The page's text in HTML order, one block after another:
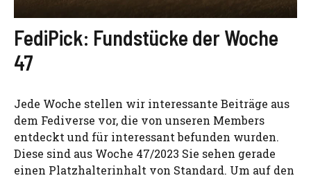
FediPick: Fundstücke der Woche
47
Jede Woche stellen wir interessante Beiträge aus
dem Fediverse vor, die von unseren Members
entdeckt und für interessant befunden wurden.
Diese sind aus Woche 47/2023 Sie sehen gerade
einen Platzhalterinhalt von Standard. Um auf den